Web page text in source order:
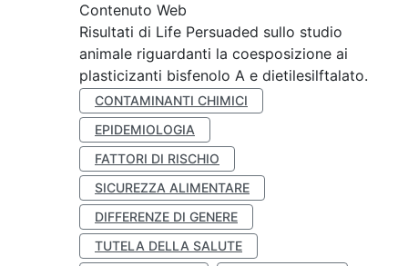
Contenuto Web
Risultati di Life Persuaded sullo studio
animale riguardanti la coesposizione ai
plasticizanti bisfenolo A e dietilesilftalato.
CONTAMINANTI CHIMICI
EPIDEMIOLOGIA
FATTORI DI RISCHIO
SICUREZZA ALIMENTARE
DIFFERENZE DI GENERE
TUTELA DELLA SALUTE